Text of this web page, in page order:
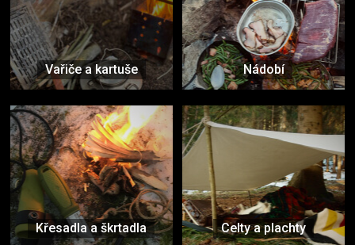
Vařiče a kartuše Nádobí
Křesadla a škrtadla Celty a plachty